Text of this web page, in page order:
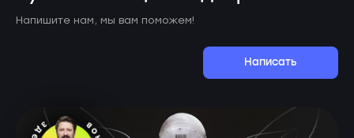
Напишите нам, мы вам поможем!
Написать